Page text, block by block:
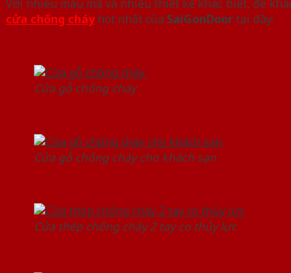
Với nhiều mẫu mã và nhiều thiết kế khác biệt, để
cửa chống cháyhot nhất của SaiGonDoortại đây:
Cửa gỗ chống cháy
Cửa gỗ chống cháy cho khách sạn
Cửa thép chống cháy 2 tay co thủy lực